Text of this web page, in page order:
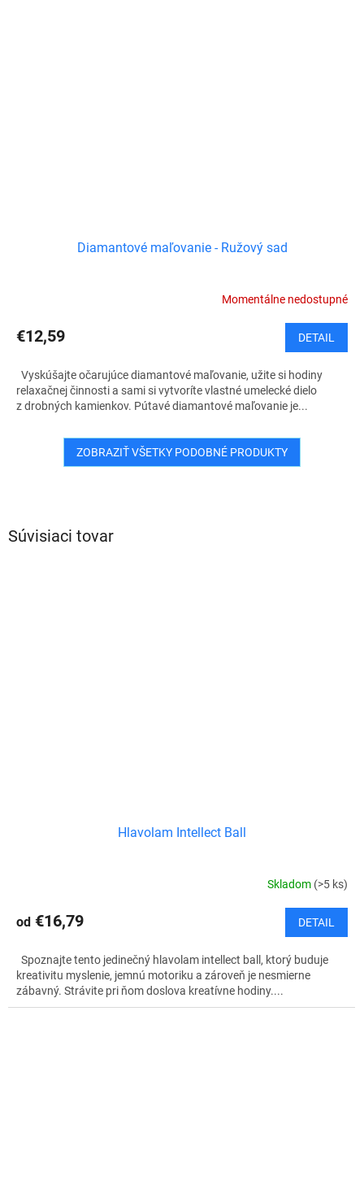
Súvisiaci tovar
Hlavolam Intellect Ball
Skladom (>5 ks)
od €16,79 DETAIL
Spoznajte tento jedinečný hlavolam intellect ball, ktorý buduje
kreativitu myslenie, jemnú motoriku a zároveň je nesmierne
zábavný. Strávite pri ňom doslova kreatívne hodiny....
Diamantové maľovanie - Ružový sad
Momentálne nedostupné
€12,59 DETAIL
Vyskúšajte očarujúce diamantové maľovanie, užite si hodiny
relaxačnej činnosti a sami si vytvoríte vlastné umelecké dielo
z drobných kamienkov. Pútavé diamantové maľovanie je...
ZOBRAZIŤ VŠETKY PODOBNÉ PRODUKTY